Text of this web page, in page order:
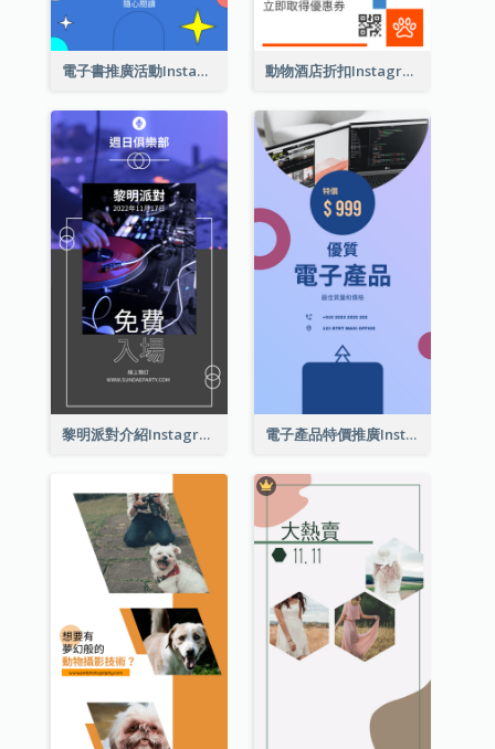
電子書推廣活動Instagram限時動態 動物酒店折扣Instagram限時動態
黎明派對介紹Instagram限時動態 電子產品特價推廣Instagram限時動態